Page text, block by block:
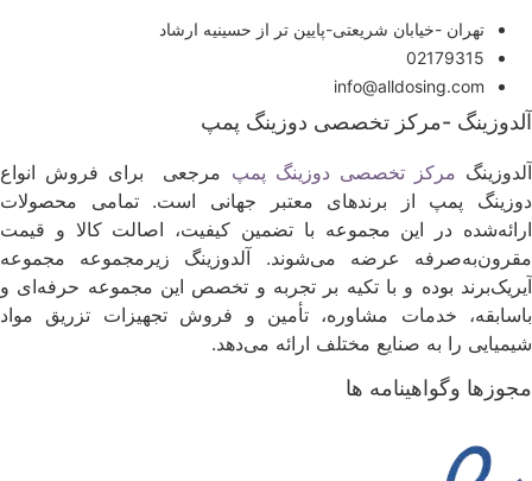
تهران -خیابان شریعتی-پایین تر از حسینیه ارشاد
02179315
info@alldosing.com
آلدوزینگ -مرکز تخصصی دوزینگ پمپ
مرکز تخصصی دوزینگ پمپ مرجعی برای فروش انواع
دوزینگ پمپ از برندهای معتبر جهانی است. تمامی محصولات
ارائه‌شده در این مجموعه با تضمین کیفیت، اصالت کالا و قیمت
مقرون‌به‌صرفه عرضه می‌شوند. آلدوزینگ زیرمجموعه مجموعه
آیریک‌برند بوده و با تکیه بر تجربه و تخصص این مجموعه حرفه‌ای و
باسابقه، خدمات مشاوره، تأمین و فروش تجهیزات تزریق مواد
شیمیایی را به صنایع مختلف ارائه می‌دهد.
مجوزها وگواهینامه ها